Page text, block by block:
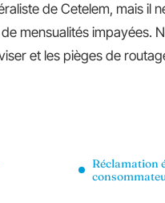
de Cetelem, mais il
mensualités impayées.
et les pièges de
Réclamation